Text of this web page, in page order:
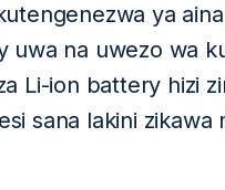
ya
uwa na uwezo wa
Li-ion battery hizi
sana lakini zikawa